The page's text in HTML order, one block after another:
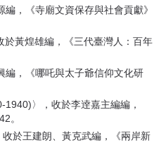
，《寺廟文資保存與社會貢獻》
黃煌雄編，《三代臺灣人：百年
編，《哪吒與太子爺信仰文化研
〉，收於李逹嘉主編編，
。
於王建朗、黃克武編，《兩岸新